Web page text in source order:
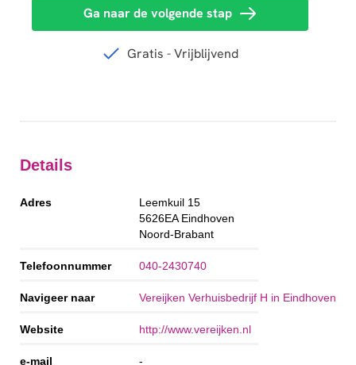
Details
Adres
Leemkuil 15
5626EA Eindhoven
Noord-Brabant
Telefoonnummer 040-2430740
Navigeer naar Vereijken Verhuisbedrijf H in Eindhoven
Website http://www.vereijken.nl
e-mail -